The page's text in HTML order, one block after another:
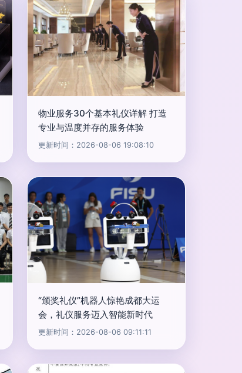
物业服务30个基本礼仪详解 打造
专业与温度并存的服务体验
更新时间：2026-08-06 19:08:10
“颁奖礼仪”机器人惊艳成都大运
会，礼仪服务迈入智能新时代
更新时间：2026-08-06 09:11:11